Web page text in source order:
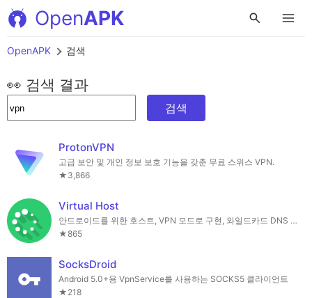
OpenAPK
OpenAPK 검색
👀 검색 결과
검색
ProtonVPN
고급 보안 및 개인 정보 보호 기능을 갖춘 무료 스위스 VPN.
★3,866
Virtual Host
안드로이드를 위한 호스트, VPN 모드로 구현, 와일드카드 DNS 레코드를 지원합니다.
★865
SocksDroid
Android 5.0+용 VpnService를 사용하는 SOCKS5 클라이언트
★218